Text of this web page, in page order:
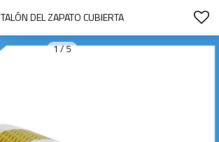
TALÓN DEL ZAPATO CUBIERTA
1/5